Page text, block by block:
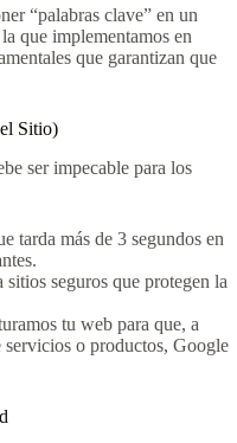
“palabras clave” en un
que implementamos en
que garantizan que
Sitio)
ser impecable para los
tarda más de 3 segundos en
seguros que protegen la
tu web para que, a
servicios o productos, Google